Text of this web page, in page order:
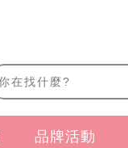
品牌活動